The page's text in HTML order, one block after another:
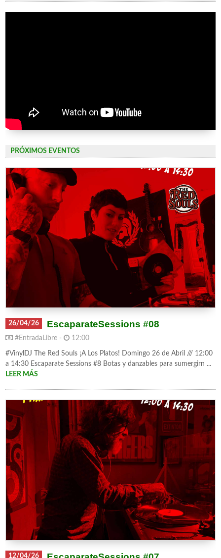
PRÓXIMOS EVENTOS
26/04/26 EscaparateSessions #08
#EntradaLibre - 12:00
#VinylDJ The Red Souls ¡A Los Platos! Domingo 26 de Abril /// 12:00
a 14:30 Escaparate Sessions #8 Botas y danzables para sumergirn ...
LEER MÁS
12/04/26